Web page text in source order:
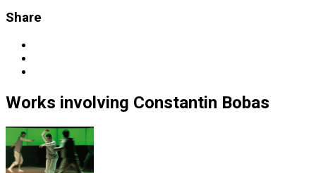
Share
Works involving Constantin Bobas